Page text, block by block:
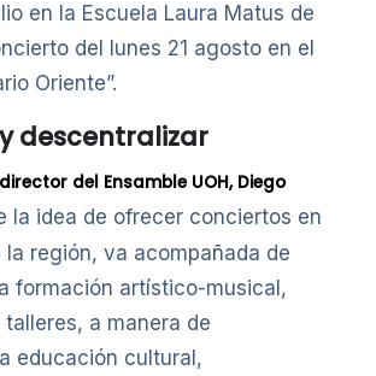
en la Escuela Laura Matus de
del lunes 21 agosto en el
Oriente”.
descentralizar
del Ensamble UOH, Diego
la idea de ofrecer conciertos en
la región, va acompañada de
formación artístico-musical,
a manera de
educación cultural,